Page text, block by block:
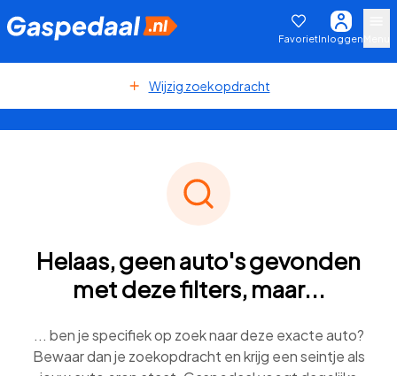
FavorietInloggen
Wijzig zoekopdracht
Helaas, geen auto's gevonden
met deze filters, maar...
... ben je specifiek op zoek naar deze exacte auto?
Bewaar dan je zoekopdracht en krijg een seintje als